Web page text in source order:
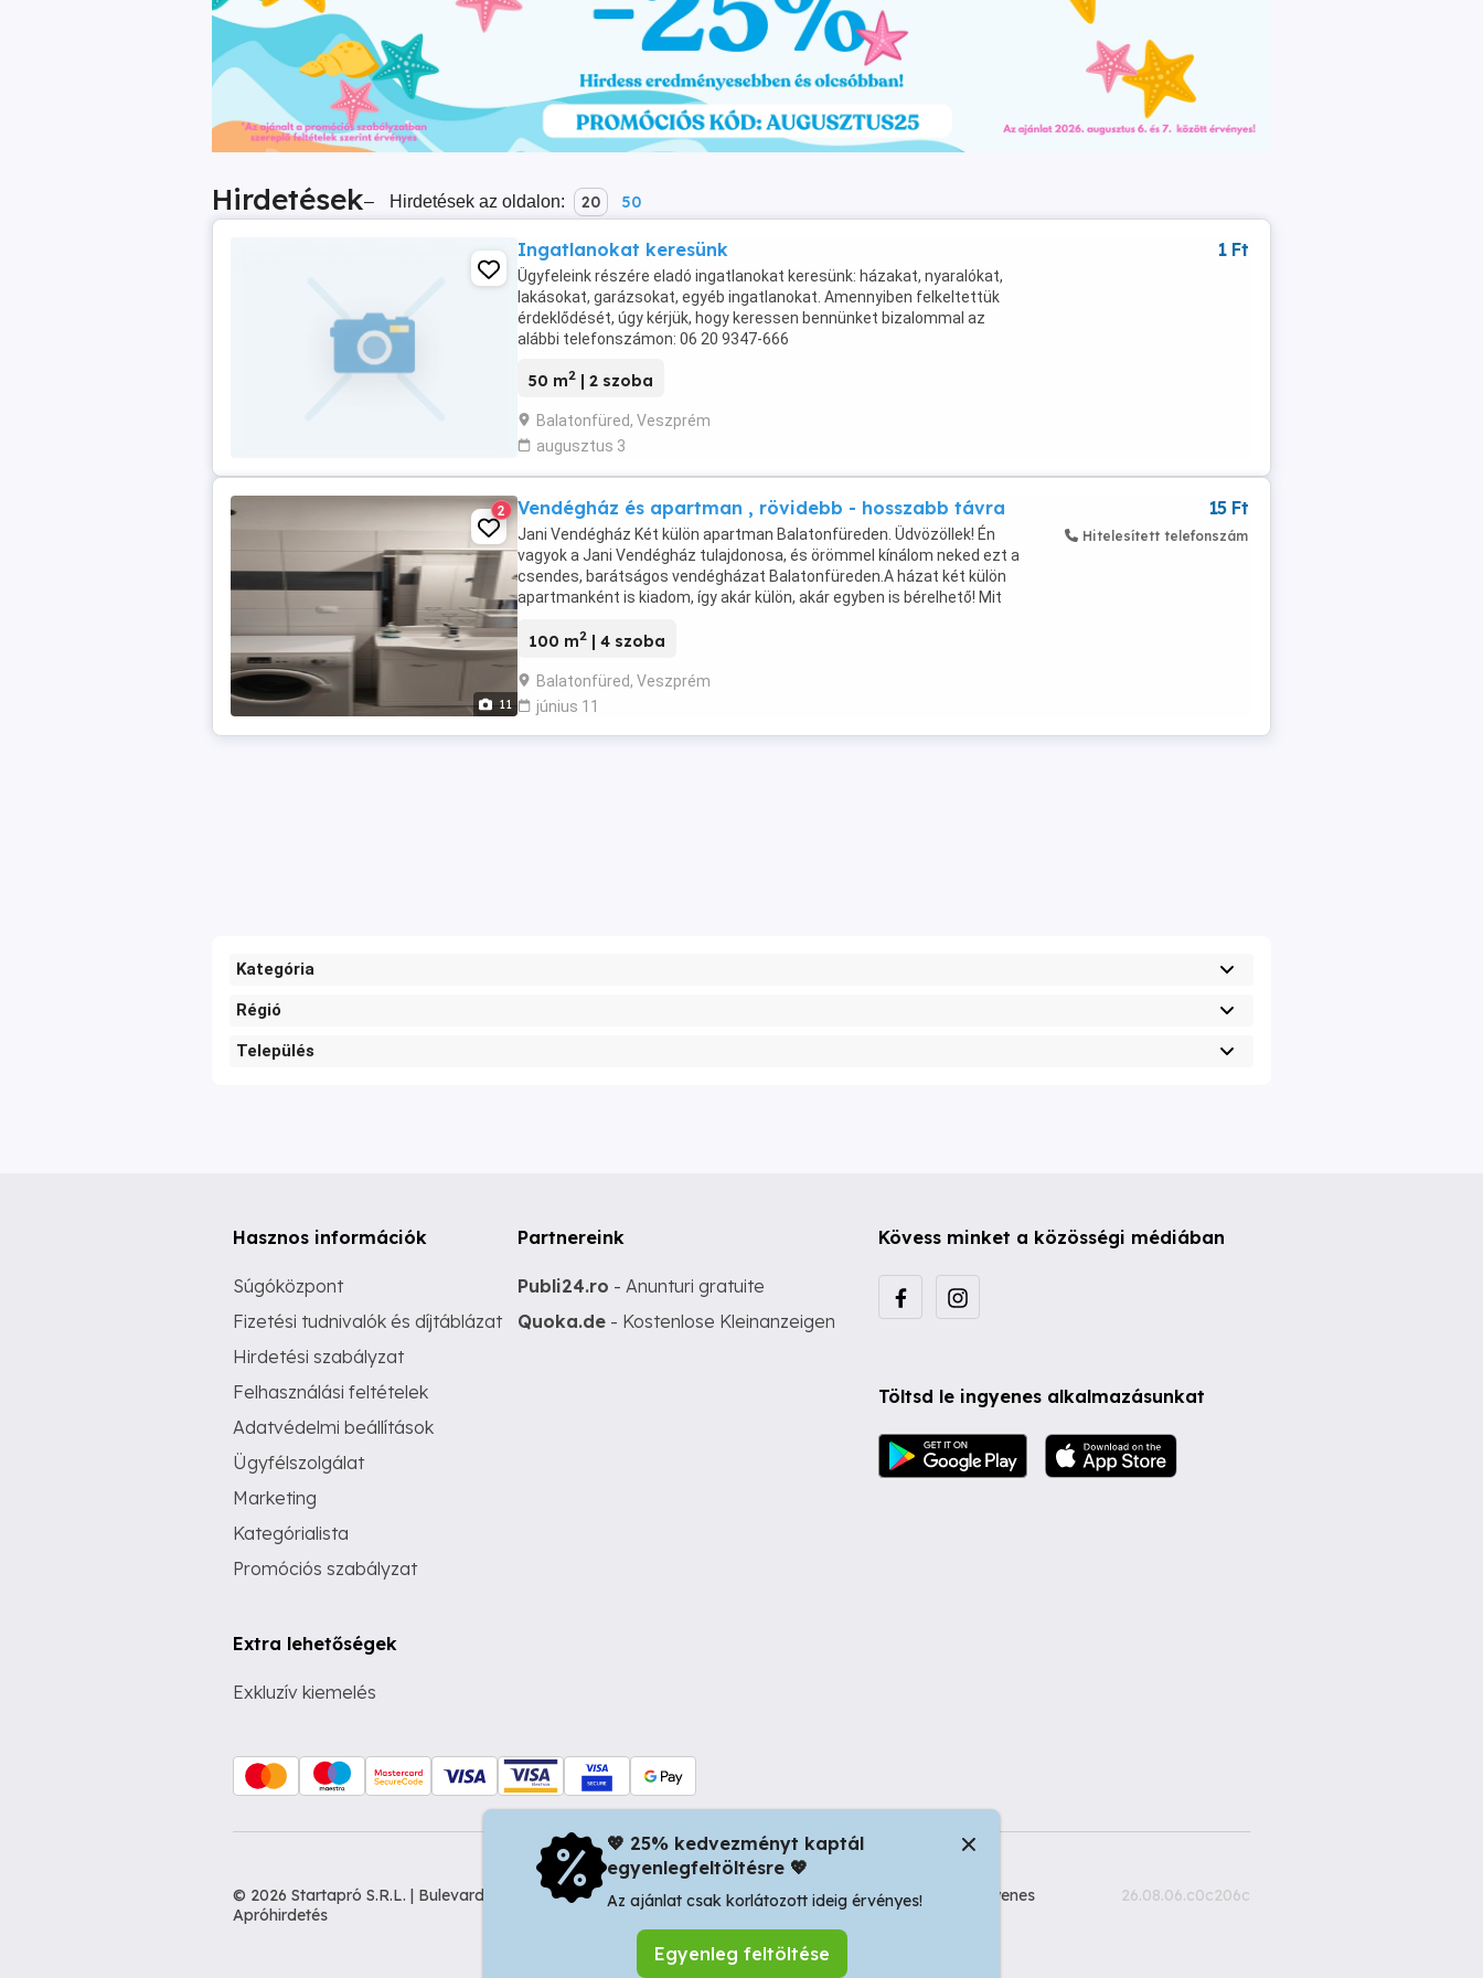
Hirdetések– Hirdetések az oldalon: 20 50
Ingatlanokat keresünk
Ügyfeleink részére eladó ingatlanokat keresünk: házakat, nyaralókat,
lakásokat, garázsokat, egyéb ingatlanokat. Amennyiben felkeltettük
érdeklődését, úgy kérjük, hogy keressen bennünket bizalommal az
alábbi telefonszámon: 06 20 9347-666
50 m2 | 2 szoba
Balatonfüred, Veszprém
augusztus 3
1 Ft
11
2 Vendégház és apartman , rövidebb - hosszabb távra
Jani Vendégház Két külön apartman Balatonfüreden. Üdvözöllek! Én
vagyok a Jani Vendégház tulajdonosa, és örömmel kínálom neked ezt a
csendes, barátságos vendégházat Balatonfüreden.A házat két külön
apartmanként is kiadom, így akár külön, akár egyben is bérelhető! Mit
100 m2 | 4 szoba
Balatonfüred, Veszprém
június 11
15 Ft
Hitelesített telefonszám
Kategória
Régió
Település
Keresés mentése
Hasznos információk
Súgóközpont
Fizetési tudnivalók és díjtáblázat
Hirdetési szabályzat
Felhasználási feltételek
Adatvédelmi beállítások
Ügyfélszolgálat
Marketing
Kategórialista
Promóciós szabályzat
Extra lehetőségek
Exkluzív kiemelés
Partnereink
Publi24.ro - Anunturi gratuite
Quoka.de - Kostenlose Kleinanzeigen
Kövess minket a közösségi médiában
Töltsd le ingyenes alkalmazásunkat
© 2026 Startapró S.R.L. | Bulevardul Dacia nr 34, Oradea 410346, Romania | Tax ID: RO44483373 -
Ingyenes
Apróhirdetés
26.08.06.c0c206c
💖 25% kedvezményt kaptál
egyenlegfeltöltésre 💖
Az ajánlat csak korlátozott ideig érvényes!
Egyenleg feltöltése